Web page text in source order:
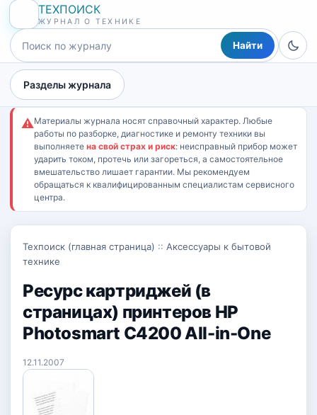
ТЕХПОИСК
ЖУРНАЛ О ТЕХНИКЕ
Найти
Разделы журнала
⚠Материалы журнала носят справочный характер. Любые
работы по разборке, диагностике и ремонту техники вы
выполняете на свой страх и риск: неисправный прибор может
ударить током, протечь или загореться, а самостоятельное
вмешательство лишает гарантии. Мы рекомендуем
обращаться к квалифицированным специалистам сервисного
центра.
Техпоиск (главная страница) :: Аксессуары к бытовой
технике
Ресурс картриджей (в
страницах) принтеров HP
Photosmart C4200 All-in-One
12.11.2007